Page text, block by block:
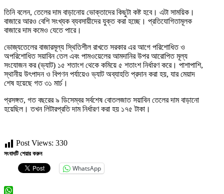
তিনি বলেন, তেলের দাম বাড়ানোয় ভোক্তাদের কিছুটা কষ্ট হবে। এটা সাময়িক।
বাজারে আরও বেশি সংখ্যক ব্যবসায়ীদের যুক্ত করা হচ্ছে। প্রতিযোগিতামূলক
বাজারে দাম কমেও যেতে পারে।
ভোজ্যতেলের বাজারমূল্য স্থিতিশীল রাখতে সরকার এর আগে পরিশোধিত ও
অপরিশোধিত সয়াবিন তেল এবং পামওয়েলের আমদানির উপর আরোপিত মূল্য
সংযোজন কর (ভ্যাট) ১৫ শতাংশ থেকে কমিয়ে ৫ শতাংশ নির্ধারণ করে। পাশাপাশি,
স্থানীয় উৎপাদন ও বিপণন পর্যায়েও ভ্যাট অব্যাহতি প্রদান করা হয়, যার মেয়াদ
শেষ হয়েছে গত ৩১ মার্চ।
প্রসঙ্গত, গত বছরের ৯ ডিসেম্বর সর্বশেষ বোতলজাত সয়াবিন তেলের দাম বাড়ানো
হয়েছিল। তখন লিটারপ্রতি দাম নির্ধারণ করা হয় ১৭৫ টাকা।
Post Views: 330
সংবাদটি শেয়ার করুন
WhatsApp